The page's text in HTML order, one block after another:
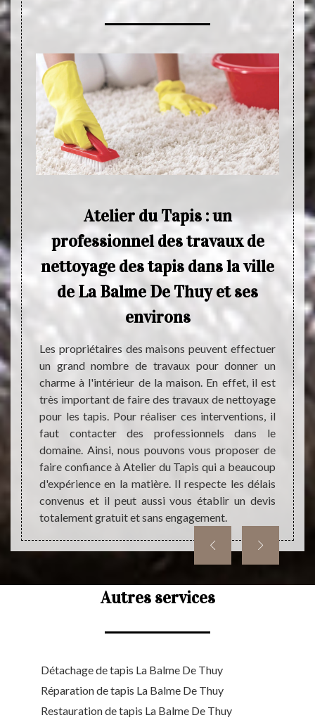
de
de
pas
que
Atelier du Tapis : un
professionnel des travaux de
nettoyage des tapis dans la ville
de La Balme De Thuy et ses
environs
Les propriétaires des maisons peuvent effectuer
un grand nombre de travaux pour donner un
charme à l'intérieur de la maison. En effet, il est
très important de faire des travaux de nettoyage
pour les tapis. Pour réaliser ces interventions, il
faut contacter des professionnels dans le
domaine. Ainsi, nous pouvons vous proposer de
faire confiance à Atelier du Tapis qui a beaucoup
d'expérience en la matière. Il respecte les délais
convenus et il peut aussi vous établir un devis
totalement gratuit et sans engagement.
Le
est
qui
pas
Autres services
Détachage de tapis La Balme De Thuy
Réparation de tapis La Balme De Thuy
Restauration de tapis La Balme De Thuy